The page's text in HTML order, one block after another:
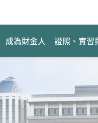
成為財金人 證照、實習